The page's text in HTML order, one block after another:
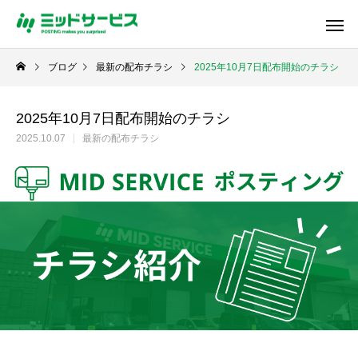
ブログ 最新の配布チラシ 2025年10月7日配布開始のチラシ
2025年10月7日配布開始のチラシ
2025.10.07 最新の配布チラシ